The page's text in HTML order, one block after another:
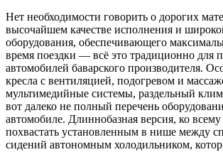
Нет необходимости говорить о дорогих
высочайшем качестве исполнения и
оборудования, обеспечивающего
время поездки — всё это традиционно для
автомобилей баварского производителя.
кресла с вентиляцией, подогревом и
мультимедийные системы, раздельный
вот далеко не полный перечень
автомобиле. Длиннобазная версия, ко
похвастать установленным в нише между
сидений автономным холодильником,